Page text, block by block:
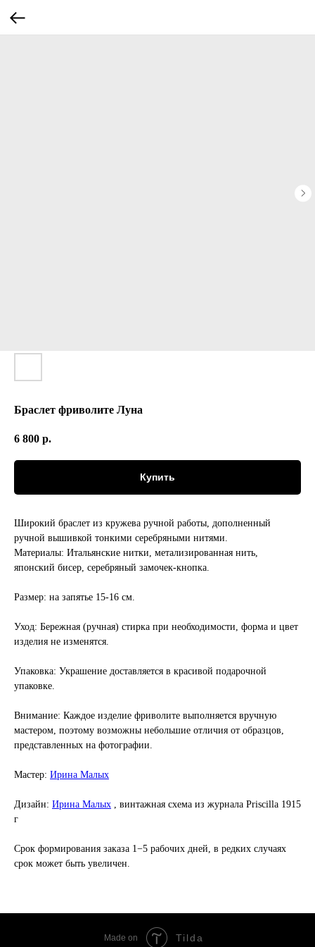
Браслет фриволите Луна
6 800 р.
Купить
Широкий браслет из кружева ручной работы, дополненный
ручной вышивкой тонкими серебряными нитями.
Материалы: Итальянские нитки, метализированная нить,
японский бисер, серебряный замочек-кнопка.
Размер: на запятье 15-16 см.
Уход: Бережная (ручная) стирка при необходимости, форма и цвет
изделия не изменятся.
Упаковка: Украшение доставляется в красивой подарочной
упаковке.
Внимание: Каждое изделие фриволите выполняется вручную
мастером, поэтому возможны небольшие отличия от образцов,
представленных на фотографии.
Мастер: Ирина Малых
Дизайн: Ирина Малых , винтажная схема из журнала Priscilla 1915
г
Срок формирования заказа 1−5 рабочих дней, в редких случаях
срок может быть увеличен.
Made on Tilda